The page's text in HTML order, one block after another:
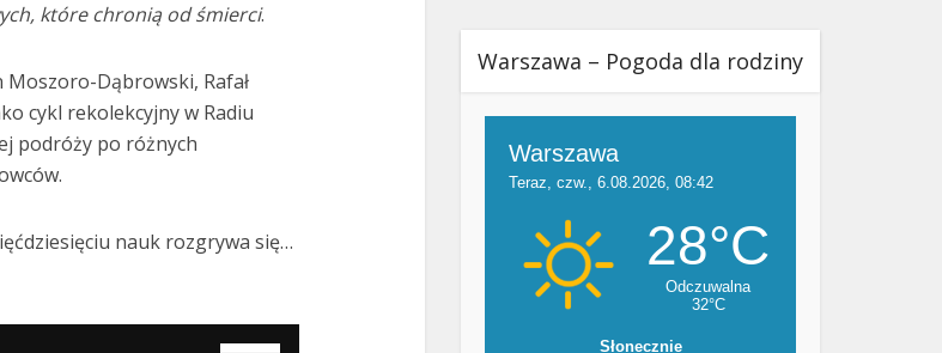
które chronią od śmierci.
Moszoro-Dąbrowski, Rafał
cykl rekolekcyjny w Radiu
podróży po różnych
nauk rozgrywa się…
Warszawa – Pogoda dla rodziny